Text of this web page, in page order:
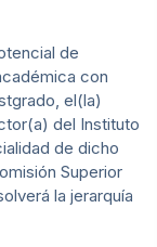
de
con
el(la)
del Instituto
de dicho
Superior
la jerarquía